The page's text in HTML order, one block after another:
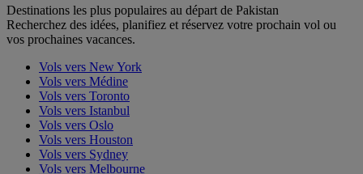
Destinations les plus populaires au départ de Pakistan
Recherchez des idées, planifiez et réservez votre prochain vol ou
vos prochaines vacances.
Vols vers New York
Vols vers Médine
Vols vers Toronto
Vols vers Istanbul
Vols vers Oslo
Vols vers Houston
Vols vers Sydney
Vols vers Melbourne